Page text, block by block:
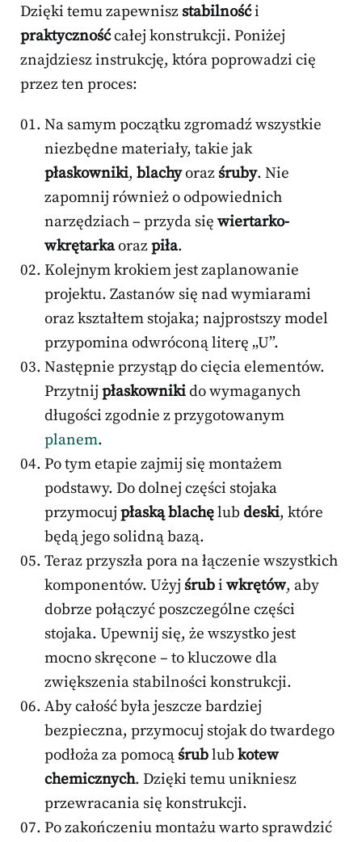
Dzięki temu zapewnisz stabilnośći
praktycznośćcałej konstrukcji. Poniżej
znajdziesz instrukcję, która poprowadzi cię
przez ten proces:
Na samym początku zgromadź wszystkie
niezbędne materiały, takie jak
płaskowniki, blachyoraz śruby. Nie
zapomnij również o odpowiednich
narzędziach – przyda się wiertarko-
wkrętarkaorazpiła.
Kolejnym krokiem jest zaplanowanie
projektu. Zastanów się nad wymiarami
oraz kształtem stojaka; najprostszy model
przypomina odwróconą literę „U”.
Następnie przystąp do cięcia elementów.
Przytnijpłaskownikido wymaganych
długości zgodnie z przygotowanym
planem.
Po tym etapie zajmij się montażem
podstawy. Do dolnej części stojaka
przymocujpłaską blachęlub deski, które
będą jego solidną bazą.
Teraz przyszła pora na łączenie wszystkich
komponentów. Użyj śrubi wkrętów, aby
dobrze połączyć poszczególne części
stojaka. Upewnij się, że wszystko jest
mocno skręcone – to kluczowe dla
zwiększenia stabilności konstrukcji.
Aby całość była jeszcze bardziej
bezpieczna, przymocuj stojak do twardego
podłoża za pomocą śrublub kotew
chemicznych. Dzięki temu unikniesz
przewracania się konstrukcji.
Po zakończeniu montażu warto sprawdzić